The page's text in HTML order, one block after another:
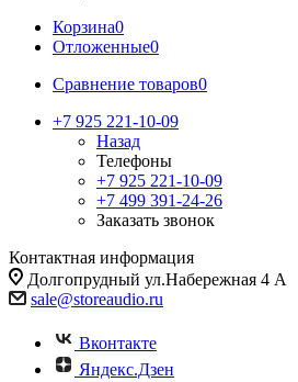
Корзина0
Отложенные0
Сравнение товаров0
+7 925 221-10-09
Назад
Телефоны
+7 925 221-10-09
+7 499 391-24-26
Заказать звонок
Контактная информация
Долгопрудный ул.Набережная 4 А
sale@storeaudio.ru
Вконтакте
Яндекс.Дзен